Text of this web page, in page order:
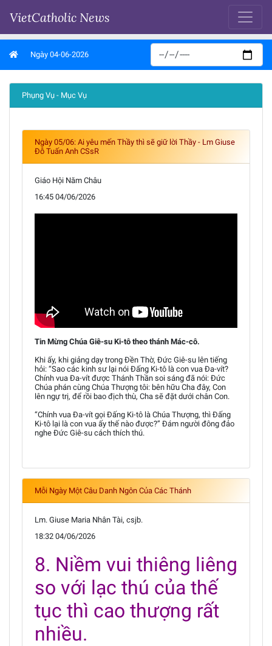
VietCatholic News
Ngày 04-06-2026
Phụng Vụ - Mục Vụ
Ngày 05/06: Ai yêu mến Thầy thì sẽ giữ lời Thầy - Lm Giuse
Đỗ Tuấn Anh CSsR
Giáo Hội Năm Châu
16:45 04/06/2026
Tin Mừng Chúa Giê-su Ki-tô theo thánh Mác-cô.
Khi ấy, khi giảng dạy trong Đền Thờ, Đức Giê-su lên tiếng
hỏi: “Sao các kinh sư lại nói Đấng Ki-tô là con vua Đa-vít?
Chính vua Đa-vít được Thánh Thần soi sáng đã nói: Đức
Chúa phán cùng Chúa Thượng tôi: bên hữu Cha đây, Con
lên ngự trị, để rồi bao địch thù, Cha sẽ đặt dưới chân Con.
“Chính vua Đa-vít gọi Đấng Ki-tô là Chúa Thượng, thì Đấng
Ki-tô lại là con vua ấy thế nào được?” Đám người đông đảo
nghe Đức Giê-su cách thích thú.
Mỗi Ngày Một Câu Danh Ngôn Của Các Thánh
Lm. Giuse Maria Nhân Tài, csjb.
18:32 04/06/2026
8. Niềm vui thiêng liêng
so với lạc thú của thế
tục thì cao thượng rất
nhiều.